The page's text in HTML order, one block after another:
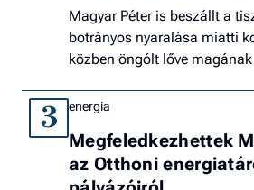
Magyar Péter is beszállt a
botrányos nyaralása miatti
közben öngólt lőve
3 energia
Megfeledkezhettek
az Otthoni